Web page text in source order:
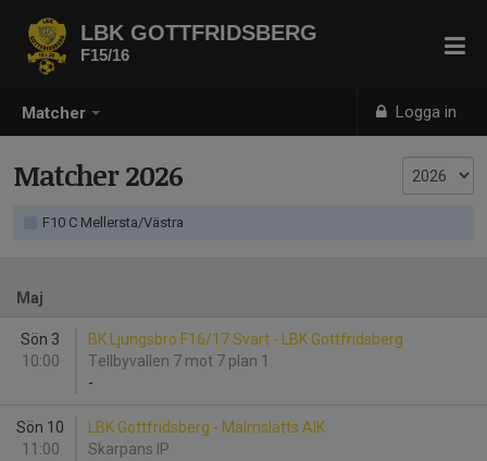
Matcher Logga in
LBK GOTTFRIDSBERG
F15/16
Matcher 2026
F10 C Mellersta/Västra
Maj
Sön 3
10:00
BK Ljungsbro F16/17 Svart - LBK Gottfridsberg
Tellbyvallen 7 mot 7 plan 1
-
Sön 10
11:00
LBK Gottfridsberg - Malmslätts AIK
Skarpans IP